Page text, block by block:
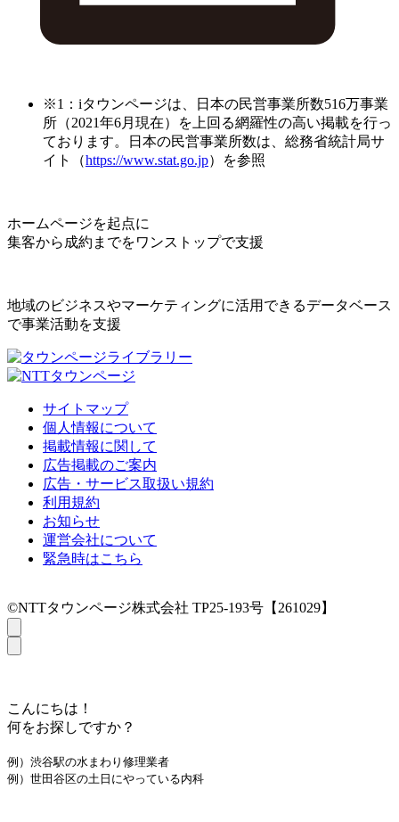
※1：iタウンページは、日本の民営事業所数516万事業
所（2021年6月現在）を上回る網羅性の高い掲載を行っ
ております。日本の民営事業所数は、総務省統計局サ
イト（https://www.stat.go.jp）を参照
ホームページを起点に
集客から成約までをワンストップで支援
地域のビジネスやマーケティングに活用できるデータベース
で事業活動を支援
サイトマップ
個人情報について
掲載情報に関して
広告掲載のご案内
広告・サービス取扱い規約
利用規約
お知らせ
運営会社について
緊急時はこちら
©NTTタウンページ株式会社 TP25-193号【261029】
こんにちは！
何をお探しですか？
例）渋谷駅の水まわり修理業者
例）世田谷区の土日にやっている内科